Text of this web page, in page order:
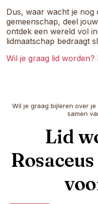
Dus, waar wacht je nog
gemeenschap, deel
ontdek een wereld vol
lidmaatschap bedraagt
Wil je graag lid worden?
Wil je graag bijleren over
samen
Lid